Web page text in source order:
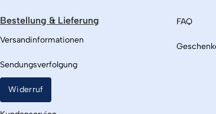
Bestellung & Lieferung
Versandinformationen
Sendungsverfolgung
Widerruf
FAQ